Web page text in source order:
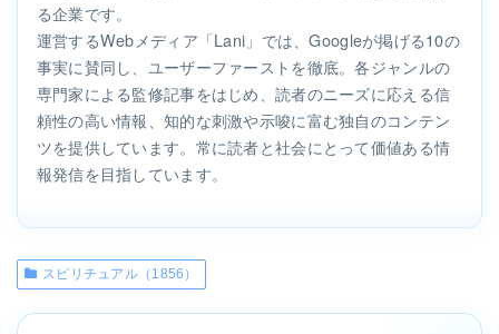
る企業です。
運営するWebメディア「Lani」では、Googleが掲げる10の
事実に賛同し、ユーザーファーストを徹底。各ジャンルの
専門家による監修記事をはじめ、読者のニーズに応える信
頼性の高い情報、知的な刺激や示唆に富む独自のコンテン
ツを提供しています。常に読者と社会にとって価値ある情
報発信を目指しています。
スピリチュアル（1856）